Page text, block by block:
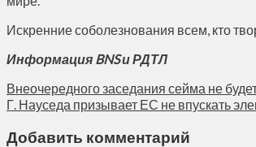
Искренние соболезнования всем, кто
Информация BNS и РДТЛ
Внеочередного заседания сейма не
Г. Науседа призывает ЕС не впускать
Добавить комментарий